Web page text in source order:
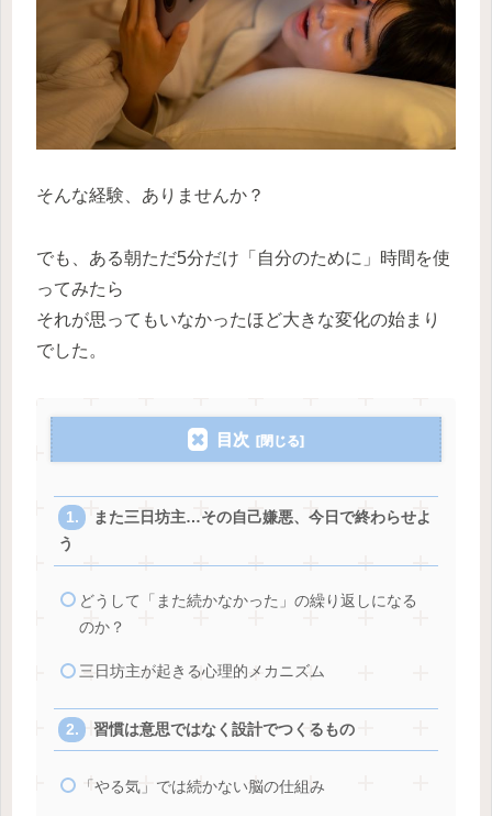
そんな経験、ありませんか？
でも、ある朝ただ5分だけ「自分のために」時間を使
ってみたら
それが思ってもいなかったほど大きな変化の始まり
でした。
目次
また三日坊主…その自己嫌悪、今日で終わらせよ
う
どうして「また続かなかった」の繰り返しになる
のか？
三日坊主が起きる心理的メカニズム
習慣は意思ではなく設計でつくるもの
「やる気」では続かない脳の仕組み